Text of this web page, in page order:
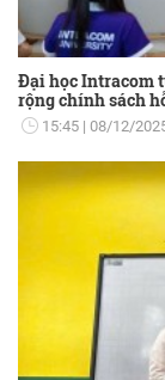
Đại học Intracom
rộng chính sách
15:45 08/12/